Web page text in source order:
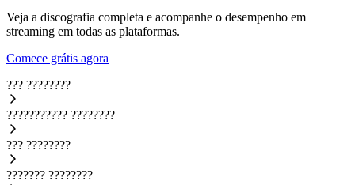
Veja a discografia completa e acompanhe o desempenho em
streaming em todas as plataformas.
Comece grátis agora
??? ????????
??????????? ????????
??? ????????
??????? ????????